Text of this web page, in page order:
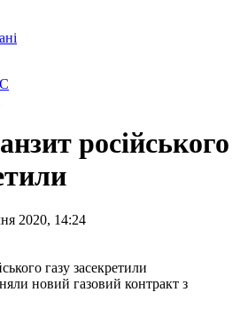
російського
2020, 14:24
новий газовий контракт з